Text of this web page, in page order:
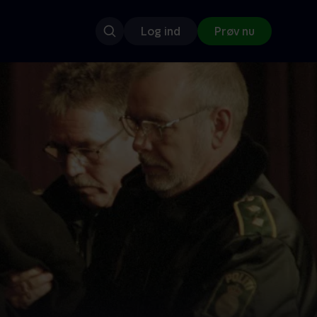
Log ind Prøv nu